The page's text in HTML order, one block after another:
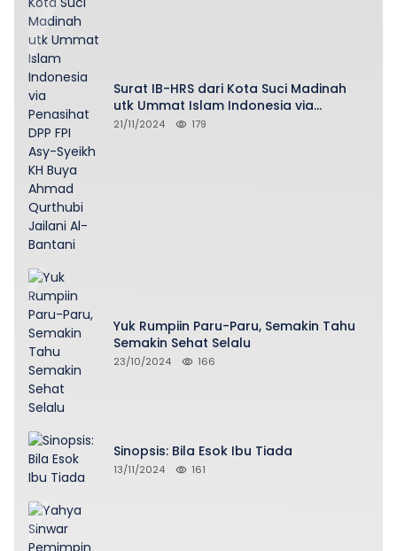
Surat IB-HRS dari Kota Suci Madinah
utk Ummat Islam Indonesia via
Penasihat DPP FPI Asy-Syeikh KH Buya
21/11/2024 179
Yuk Rumpiin Paru-Paru, Semakin Tahu
Semakin Sehat Selalu
23/10/2024 166
Sinopsis: Bila Esok Ibu Tiada
13/11/2024 161